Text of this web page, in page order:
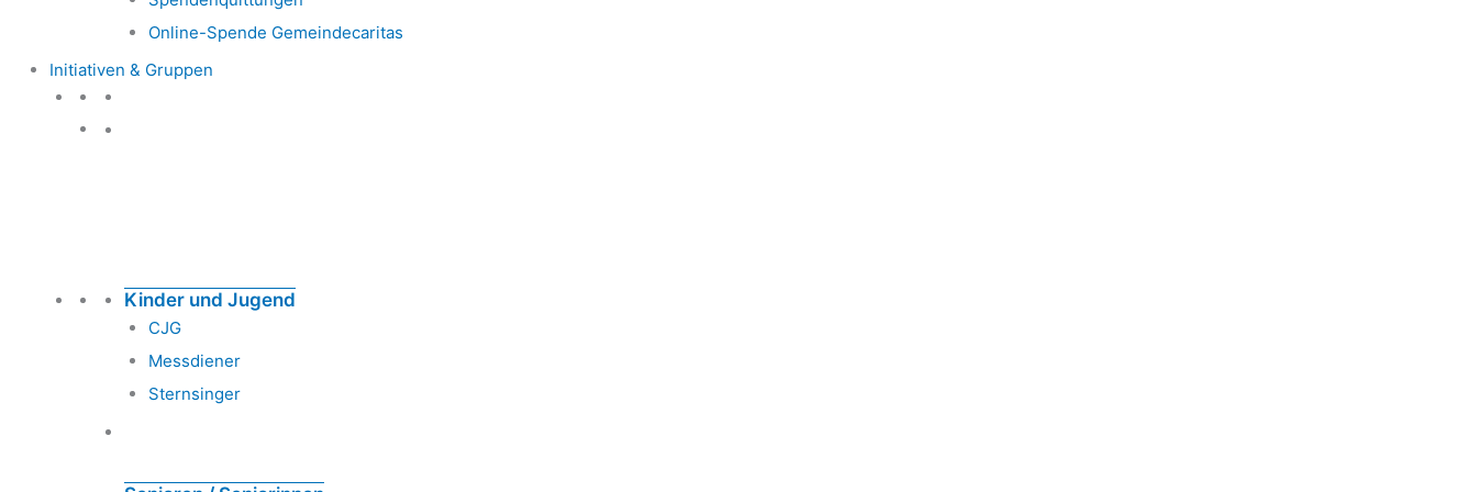
Online-Spende Gemeindecaritas
Initiativen & Gruppen
Kinder und Jugend
CJG
Messdiener
Sternsinger